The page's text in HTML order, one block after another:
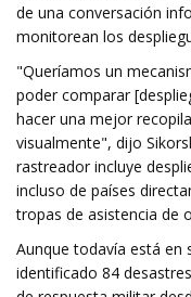
de una conversación
monitorean los
"Queríamos un
poder comparar
hacer una mejor
visualmente", dijo
rastreador incluye
incluso de países
tropas de asistencia de
Aunque todavía está en
identificado 84